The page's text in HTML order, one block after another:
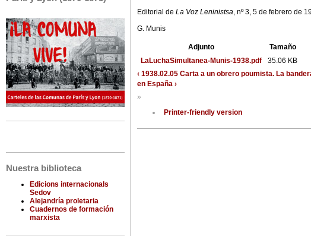
Nuestra biblioteca
Edicions internacionals
Sedov
Alejandría proletaria
Cuadernos de formación
marxista
Editorial de La Voz Leninistsa, nº 3, 5 de febrero de
G. Munis
Adjunto
Tamaño
LaLuchaSimultanea-Munis-1938.pdf
35.06 KB
‹ 1938.02.05 Carta a un obrero poumista. La
en España ›
»
Printer-friendly version